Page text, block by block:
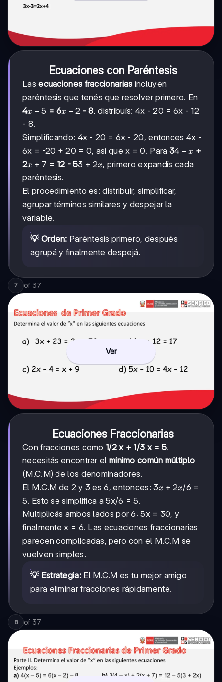
Ecuaciones con Paréntesis
Lasecuaciones fraccionarias incluyen
paréntesis que tenés que resolver primero. En
4x
-
5
x − 5 = 6x
x − 2 - 8, distribuís: 4x - 20 = 6x - 12
- 8.
Simplificando: 4x - 20 = 6x - 20, entonces 4x -
6x = -20 + 20 = 0, así que x = 0. Para 34
-
x
4 − x +
2x
+
7
x + 7 = 12 - 53
3 + 2x, primero expandís cada
paréntesis.
El procedimiento es: distribuir, simplificar,
agrupar términos similares y despejar la
variable.
💡 Orden: Paréntesis primero, después
agrupá y finalmente despejá.
7 of 37
Ver
Ecuaciones Fraccionarias
Con fracciones como 1/2 x + 1/3 x = 5,
necesitás encontrar el mínimo común múltiplo
(M.C.M) de los denominadores.
El M.C.M de 2 y 3 es 6, entonces:3x
3x + 2x/6 =
5. Esto se simplifica a 5x/6 = 5.
Multiplicás ambos lados por 6: 5x = 30, y
finalmente x = 6. Las ecuaciones fraccionarias
parecen complicadas, pero con el M.C.M se
vuelven simples.
💡 Estrategia:El M.C.M es tu mejor amigo
para eliminar fracciones rápidamente.
8 of 37